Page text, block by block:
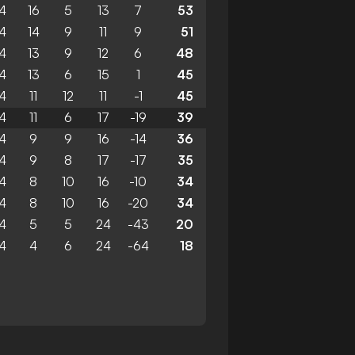
16 5 13 7 53
14 9 11 9 51
13 9 12 6 48
13 6 15 1 45
11 12 11 -1 45
11 6 17 -19 39
9 9 16 -14 36
9 8 17 -17 35
8 10 16 -10 34
8 10 16 -20 34
5 5 24 -43 20
4 6 24 -64 18